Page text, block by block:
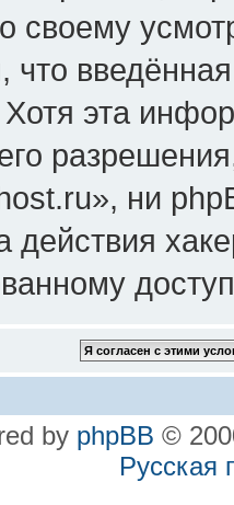
своему
что
эта
ни
действия
by phpBB ©
Русская